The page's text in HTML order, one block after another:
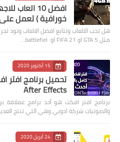
افضل 10
خورافية ) تعمل على رام
هل تحب الالعاب وتتابع افضل الالعاب وتود
مثل GTA 5 او FIFA 21 او battlefiel…
15 أكتوبر 2020
After Effects
برنامج افتر افكت هو أحد برامج عملاقة
والصوتيات شركة ادوبي وهي التي تنتج
24 أبريل 2020